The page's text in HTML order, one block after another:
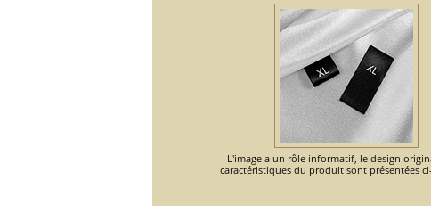
L'image a un rôle informatif, le design
caractéristiques du produit sont présentées